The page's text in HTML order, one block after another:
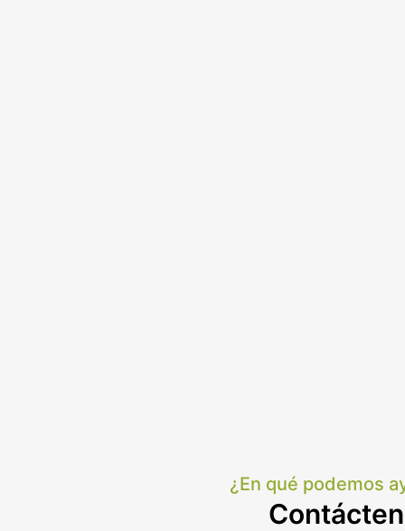
¿En qué podemos